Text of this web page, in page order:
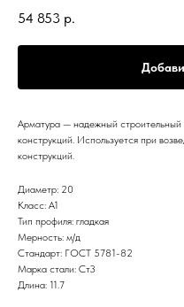
54 853 р.
Арматура — надежный строительный
конструкций. Используется при
конструкций.
Диаметр: 20
Класс: А1
Тип профиля: гладкая
Мерность: м/д
Стандарт: ГОСТ 5781-82
Марка стали: Ст3
Длина: 11.7